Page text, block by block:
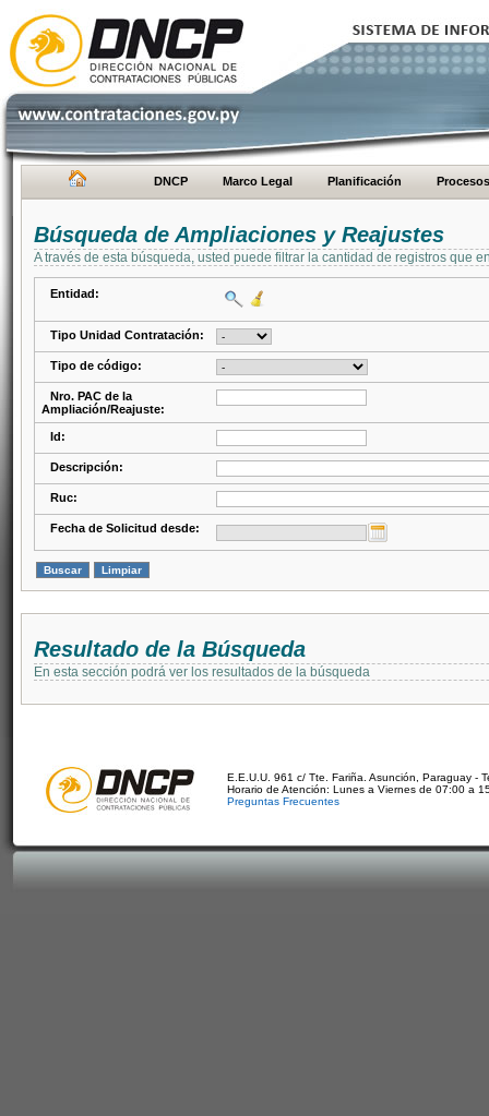
DNCP Marco Legal Planificación Procesos
Búsqueda de Ampliaciones y Reajustes
A través de esta búsqueda, usted puede filtrar la cantidad de registros que
Entidad:
Tipo Unidad Contratación:
Tipo de código:
Nro. PAC de la
Ampliación/Reajuste:
Id:
Descripción:
Ruc:
Fecha de Solicitud desde:
Resultado de la Búsqueda
En esta sección podrá ver los resultados de la búsqueda
E.E.U.U. 961 c/ Tte. Fariña. Asunción, Paraguay -
Horario de Atención: Lunes a Viernes de 07:00 a
Preguntas Frecuentes